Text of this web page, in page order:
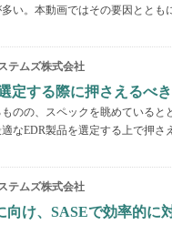
い。本動画ではその要因とと
テムズ株式会社
定する際に押さえるべ
のの、スペックを眺めている
なEDR製品を選定する上で押
テムズ株式会社
向け、SASEで効率的に